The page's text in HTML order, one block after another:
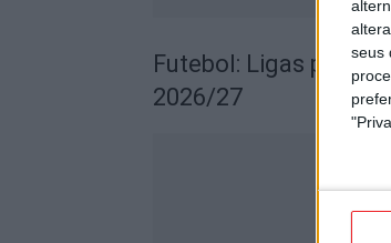
seus
Futebol: Ligas
2026/27